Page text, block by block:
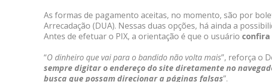
As formas de pagamento aceitas, no momento, são por
Arrecadação (DUA). Nessas duas opções, há ainda a
Antes de efetuar o PIX, a orientação é que o usuário confira
“O dinheiro que vai para o bandido não volta mais”, reforça o
sempre digitar o endereço do site diretamente no
busca que possam direcionar a páginas falsas”.